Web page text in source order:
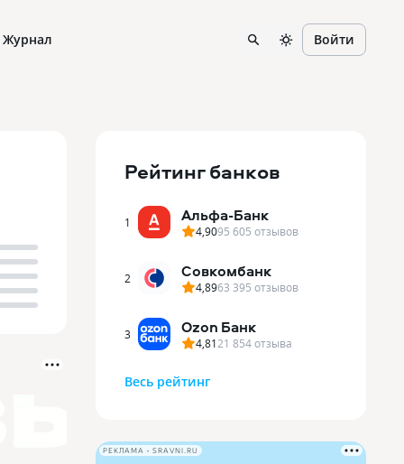
Журнал Войти
Рейтингбанков
1 Альфа-Банк
4,9095 605 отзывов
2 Совкомбанк
4,8963 395 отзывов
3 Ozon Банк
4,8121 854отзыва
Весь рейтинг
РЕКЛАМА • SRAVNI.RU